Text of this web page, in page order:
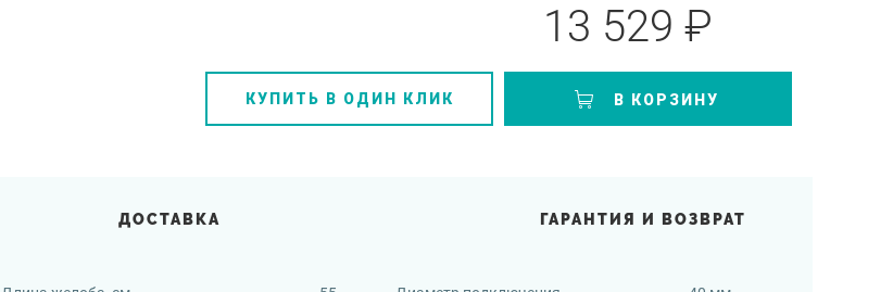
13 529 ₽
КУПИТЬ В ОДИН КЛИК В КОРЗИНУ
ДОСТАВКА ГАРАНТИЯ И ВОЗВРАТ